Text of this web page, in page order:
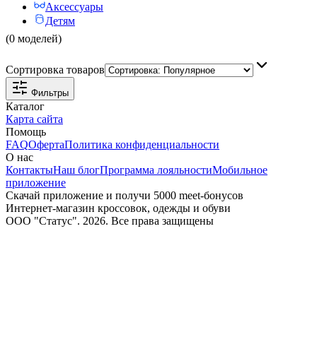
Аксессуары
Детям
(0 моделей)
Сортировка товаров
Фильтры
Каталог
Карта сайта
Помощь
FAQОфертаПолитика конфиденциальности
О нас
КонтактыНаш блогПрограмма лояльностиМобильное
приложение
Скачай приложение и получи 5000 meet-бонусов
Интернет-магазин кроссовок, одежды и обуви
ООО "Статус". 2026. Все права защищены